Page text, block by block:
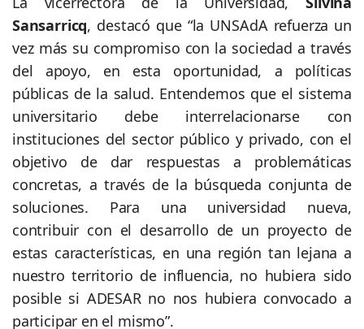
Sansarricq, destacó que “la UNSAdA refuerza un
vez más su compromiso con la sociedad a través
del apoyo, en esta oportunidad, a políticas
públicas de la salud. Entendemos que el sistema
universitario debe interrelacionarse con
instituciones del sector público y privado, con el
objetivo de dar respuestas a problemáticas
concretas, a través de la búsqueda conjunta de
soluciones. Para una universidad nueva,
contribuir con el desarrollo de un proyecto de
estas características, en una región tan lejana a
nuestro territorio de influencia, no hubiera sido
posible si ADESAR no nos hubiera convocado a
participar en el mismo”.